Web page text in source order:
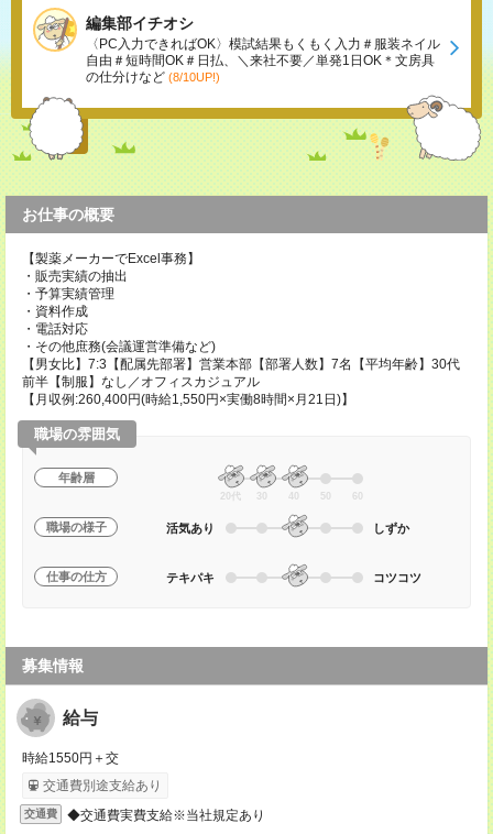
編集部イチオシ
〈PC入力できればOK〉模試結果もくもく入力＃服装ネイル
自由＃短時間OK＃日払、＼来社不要／単発1日OK＊文房具
の仕分けなど (8/10UP!)
お仕事の概要
【製薬メーカーでExcel事務】
・販売実績の抽出
・予算実績管理
・資料作成
・電話対応
・その他庶務(会議運営準備など)
【男女比】7:3【配属先部署】営業本部【部署人数】7名【平均年齢】30代
前半【制服】なし／オフィスカジュアル
【月収例:260,400円(時給1,550円×実働8時間×月21日)】
職場の雰囲気
年齢層
20代 30 40 50 60
職場の様子 活気あり しずか
仕事の仕方 テキパキ コツコツ
募集情報
給与
時給1550円＋交
交通費別途支給あり
交通費 ◆交通費実費支給※当社規定あり